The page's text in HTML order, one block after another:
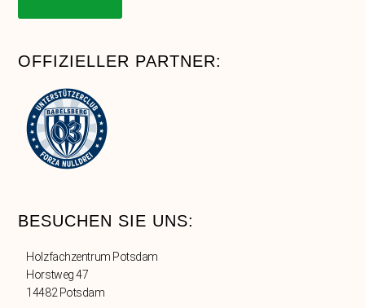
OFFIZIELLER PARTNER:
BESUCHEN SIE UNS:
Holzfachzentrum Potsdam
Horstweg 47
14482 Potsdam